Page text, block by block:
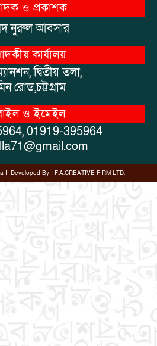
ও প্রকাশক
নুরুল আবসার
কার্যালয়
দ্বিতীয় তলা,
রোড,চট্টগ্রাম
ও ইমেইল
01919-395964
II Developed By : F.A.CREATIVE FIRM LTD.